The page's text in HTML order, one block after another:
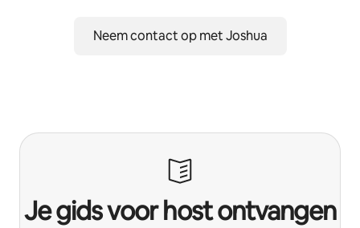
Neem contact op met Joshua
Je gids voor host ontvangen